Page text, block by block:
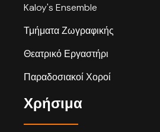
Kaloy's Ensemble
Τμήματα Ζωγραφικής
Θεατρικό Εργαστήρι
Παραδοσιακοί Χοροί
Χρήσιμα